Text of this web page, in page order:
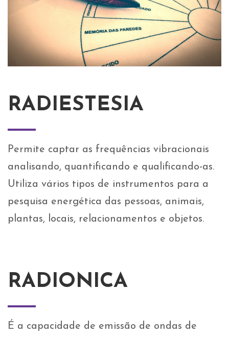
RADIESTESIA
Permite captar as frequências vibracionais
analisando, quantificando e qualificando-as.
Utiliza vários tipos de instrumentos para a
pesquisa energética das pessoas, animais,
plantas, locais, relacionamentos e objetos.
RADIONICA
É a capacidade de emissão de ondas de